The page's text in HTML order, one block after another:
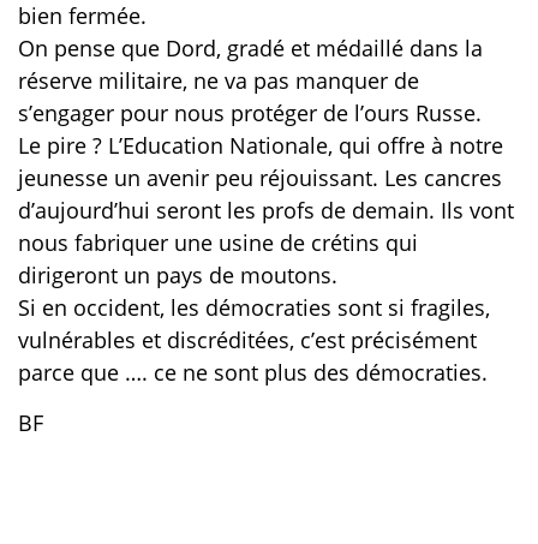
bien fermée.
On pense que Dord, gradé et médaillé dans la
réserve militaire, ne va pas manquer de
s’engager pour nous protéger de l’ours Russe.
Le pire ? L’Education Nationale, qui offre à notre
jeunesse un avenir peu réjouissant. Les cancres
d’aujourd’hui seront les profs de demain. Ils vont
nous fabriquer une usine de crétins qui
dirigeront un pays de moutons.
Si en occident, les démocraties sont si fragiles,
vulnérables et discréditées, c’est précisément
parce que …. ce ne sont plus des démocraties.
BF